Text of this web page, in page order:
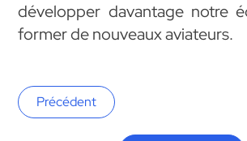
développer davantage notre
former de nouveaux aviateurs.
Précédent